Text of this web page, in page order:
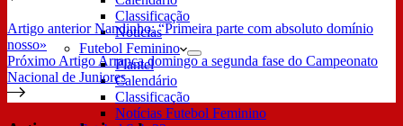
Classificação
Notícias
Futebol Feminino
Plantel
Calendário
Classificação
Notícias Futebol Feminino
Artigo anteriorNandinho: “Primeira parte com absoluto domínio
nosso»
Próximo Artigo Arranca domingo a segunda fase do Campeonato
Nacional de Juniores